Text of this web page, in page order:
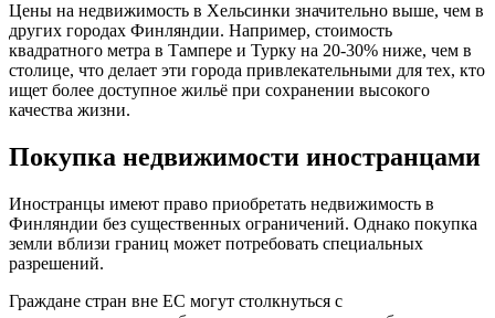
Цены на недвижимость в Хельсинки значительно выше, чем в
других городах Финляндии. Например, стоимость
квадратного метра в Тампере и Турку на 20-30% ниже, чем в
столице, что делает эти города привлекательными для тех, кто
ищет более доступное жильё при сохранении высокого
качества жизни.
Покупка недвижимости иностранцами
Иностранцы имеют право приобретать недвижимость в
Финляндии без существенных ограничений. Однако покупка
земли вблизи границ может потребовать специальных
разрешений.
Граждане стран вне ЕС могут столкнуться с